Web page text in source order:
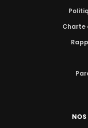
Charte